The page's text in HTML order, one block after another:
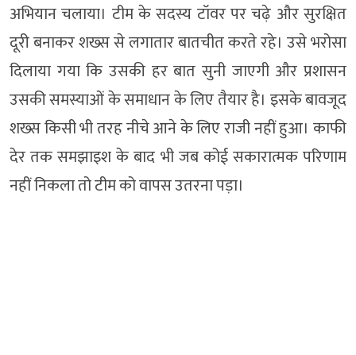
अभियान चलाया। टीम के सदस्य टॉवर पर चढ़े और सुरक्षित
दूरी बनाकर शख्स से लगातार बातचीत करते रहे। उसे भरोसा
दिलाया गया कि उसकी हर बात सुनी जाएगी और प्रशासन
उसकी समस्याओं के समाधान के लिए तैयार है। इसके बावजूद
शख्स किसी भी तरह नीचे आने के लिए राजी नहीं हुआ। काफी
देर तक समझाइश के बाद भी जब कोई सकारात्मक परिणाम
नहीं निकला तो टीम को वापस उतरना पड़ा।